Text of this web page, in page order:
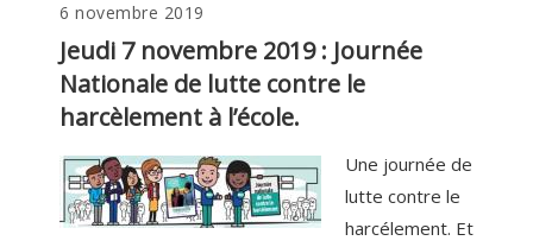
Back
to
top
6 novembre 2019
Jeudi 7 novembre 2019 : Journée
Nationale de lutte contre le
harcèlement à l’école.
Une journée de
lutte contre le
harcélement. Et